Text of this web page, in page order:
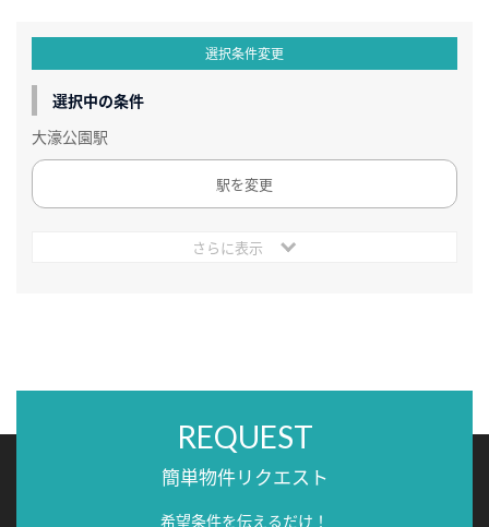
選択条件変更
選択中の条件
大濠公園駅
駅を変更
さらに表示
REQUEST
簡単物件リクエスト
希望条件を伝えるだけ！